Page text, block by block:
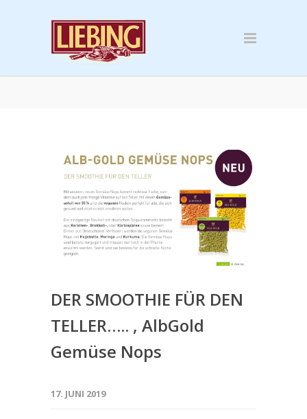
DER SMOOTHIE FÜR DEN
TELLER….. , AlbGold
Gemüse Nops
17. JUNI 2019